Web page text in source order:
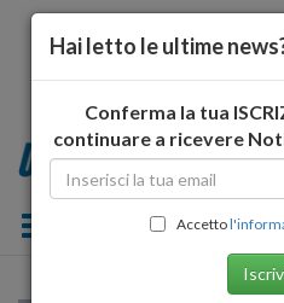
Toggle
Hai letto le ultime
Conferma la tua
continuare a ricevere
Accetto